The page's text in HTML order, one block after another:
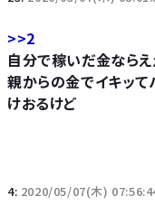
>>2
自分で稼いだ金ならえ
親からの金でイキッて
けおるけど
4: 2020/05/07(木)